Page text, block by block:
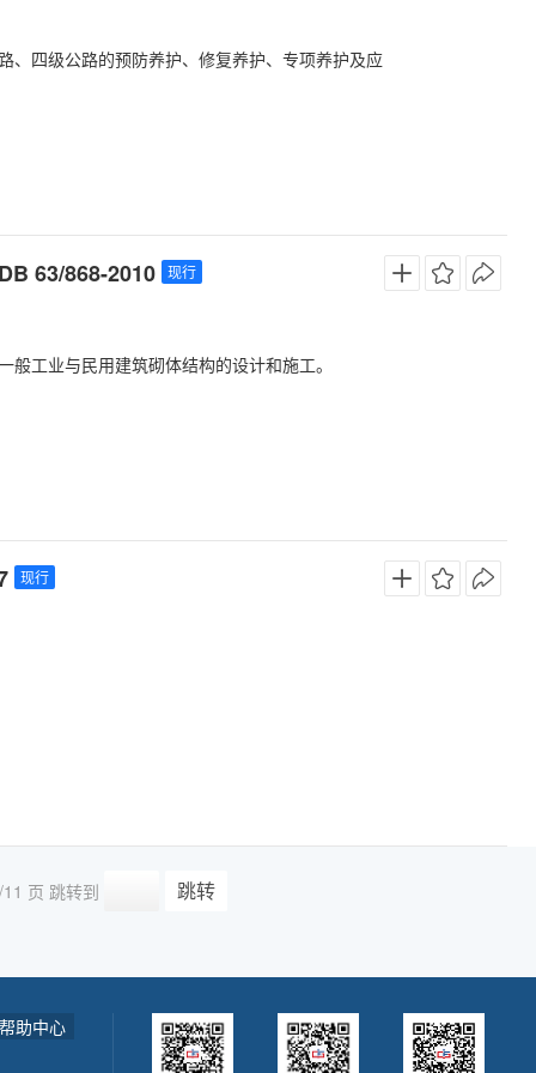
、四级公路的预防养护、修复养护、专项养护及应
63/868-2010 现行
工业与民用建筑砌体结构的设计和施工。
现行
页 跳转到 跳转
帮助中心